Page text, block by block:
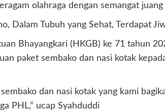
olahraga dengan semangat
Dalam Tubuh yang Sehat, Terdapat
Bhayangkari (HKGB) ke 71 tahun
paket sembako dan nasi kotak
dan nasi kotak yang kami
PHL,” ucap Syahduddi